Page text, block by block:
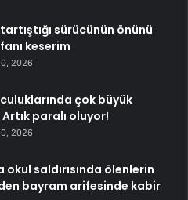
sürücünün önünü
keserim
2026
çok büyük
paralı oluyor!
2026
okul saldırısında ölenlerin
bayram arifesinde kabir